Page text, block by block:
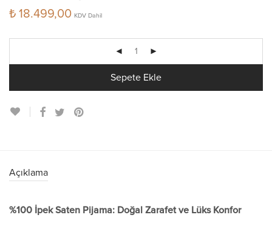
₺ 18.499,00 KDV Dahil
Sepete Ekle
Açıklama
%100 İpek Saten Pijama: Doğal Zarafet ve Lüks Konfor